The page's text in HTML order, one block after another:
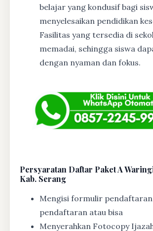
belajar yang kondusif bagi
menyelesaikan pendidikan
Fasilitas yang tersedia di
memadai, sehingga siswa
dengan nyaman dan fokus.
Persyaratan Daftar Paket A
Kab. Serang
Mengisi formulir
pendaftaran atau bisa
Menyerahkan Fotocopy